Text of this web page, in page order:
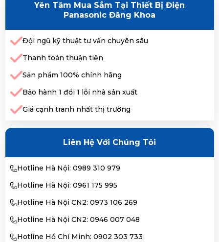
Yên Tâm Mua Sắm Tại Thiết Bị Điện
Panasonic Đăng Khoa
Đội ngũ kỹ thuật tư vấn chuyên sâu
Thanh toán thuận tiện
Sản phẩm 100% chính hãng
Bảo hành 1 đổi 1 lỗi nhà sản xuất
Giá cạnh tranh nhất thị trường
Liên Hệ Với Chúng Tôi
Hotline Hà Nội: 0989 310 979
Hotline Hà Nội: 0961 175 995
Hotline Hà Nội CN2: 0973 106 269
Hotline Hà Nội CN2: 0946 007 048
Hotline Hồ Chí Minh: 0902 303 733